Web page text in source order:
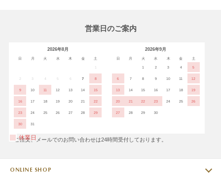
営業日のご案内
2026年8月
日 月 火 水 木 金 土
1
2 3 4 5 6 7 8
9 10 11 12 13 14 15
16 17 18 19 20 21 22
23 24 25 26 27 28 29
30 31
2026年9月
日 月 火 水 木 金 土
1 2 3 4 5
6 7 8 9 10 11 12
13 14 15 16 17 18 19
20 21 22 23 24 25 26
27 28 29 30
休業日
※ご注文、メールでのお問い合わせは24時間受付しております。
ONLINE SHOP